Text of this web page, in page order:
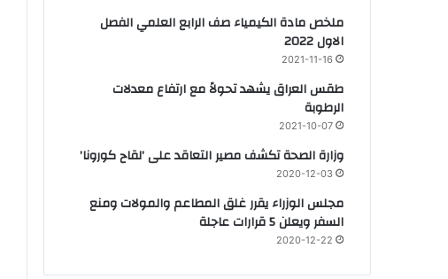
ملخص مادة الكيمياء صف الرابع العلمي الفصل
الاول 2022
2021-11-16
طقس العراق يشهد تحولاً مع ارتفاع معدلات
الرطوبة
2021-10-07
وزارة الصحة تكشف مصير التعاقد على ’لقاح كورونا’
2020-12-03
مجلس الوزراء يقرر غلق المطاعم والمولات ومنع
السفر ويعلن 5 قرارات عاجلة
2020-12-22